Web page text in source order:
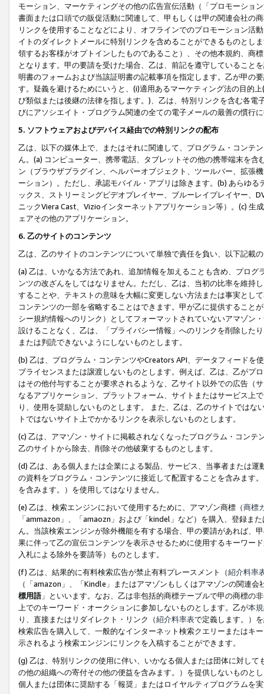
モーション、マーケティングその他の広告宣伝活動（「プロモーショ
書面または口頭での販促活動に関連して、甲もしくは甲の関連会社の
リンクを使用することなどにより、オフラインでのプロモーション活
イトのダイレクトメールに特別リンクを含めることができるものとし
領するお客様がオプトインしたものであること）、その他本規約、商
となります。甲の要請を受けた場合、乙は、前記を遵守していること
明書のフォームおよび当該証明書の記載事項を指定します。乙が甲の
す。疑義を避けるためにいうと、(i)適用あるマーケティング法の目的
び類似または後継の法律を指します。)、乙は、特別リンクを含む各
びにアソシエイト・プログラム関連の全ての電子メールの最善の慣行
5. ソフトウェアおよびデバイス経由での特別リンクの配布
乙は、以下の媒体上で、またはそれに関連して、プログラム・コンテ
ん。(a) コンピューター、携帯電話、タブレットその他の携帯端末を
ン（ブラウザプラグイン、ヘルパーオブジェクト、ツールバー、拡張
ーション）。ただし、承認モバイル・アプリは除きます。(b) あらゆ
ックス、ストリーミングビデオプレイヤー、ブルーレイプレイヤー、
ニックViera Cast、Vizioインターネットアプリケーション等）。(c)
ェアその他のアプリケーション。
6. 乙のサイトのコンテンツ
乙は、乙のサイトのコンテンツについて単独で責任を負い、以下記載
(a) 乙は、いかなる方法であれ、追加情報を加えることも含め、プロ
ンツの改ざんをしてはなりません。ただし、乙は、当初の比率を維持
することや、テキストの意味を大幅に変更しない方法または事実とし
コンテンツの一部を省略することはできます。甲が乙に提供すること
シー規約情報へのリンク）としてフォーマットされていないアマゾン
設けることなく、乙は、「プライバシー情報」へのリンクを削除した
または判読できないようにしないものとします。
(b) 乙は、プログラム・コンテンツやCreators API、データフィード
ブライセンスまたは譲渡しないものとします。例えば、乙は、乙がプ
はその他付与することが要求されるような、乙サイト以外での広告（
なるアプリケーション、プラットフォーム、サイトまたはサービス上
り、使用を奨励しないものとします。 また、乙は、乙のサイトでは
トではないサイト上でかかるリンクを表示しないものとします。
(c) 乙は、アマゾン・サイトに掲載されなくなったプログラム・コン
乙のサイトから除去、削除その他破棄するものとします。
(d) 乙は、ある個人または企業による製品、サービス、当事者または
の資料をプログラム・コンテンツに接近して配置することを含みます
を含みます。）を使用してはなりません。
(e) 乙は、検索エンジンにおいて使用するために、アマゾン商標（商標
「ammazon」、「amaozn」および「kindel」など）を購入、登録ま
ん。当該検索エンジンが除外機能を有する場合、甲の要請があれば、
果に伴って乙の宣伝コンテンツを表示させるために使用するキーワー
入札による除外を要請等）ものとします。
(f) 乙は、結果的に有料検索広告が禁止有料プレースメント（紹介料率
（「amazon」、「Kindle」またはアマゾンもしくはアマゾンの関連
標用語」といいます。なお、乙は非包括的商標テーブルで甲の商標の
上でのキーワード・オークションに参加しないものとします。乙が本
り、直接またはリダイレクト・リンク（紹介料率表で定義します。）
検索広告を購入して、一般的なインターネット検索クエリーまたはキ
示されるよう検索エンジンにリンクを入稿することができます。
(g) 乙は、特別リンクの使用に伴い、いかなる個人または団体に対し
の他の組織への寄付その他の便益を含みます。）を提供しないものと
個人または団体に奨励する「報奨」またはロイヤルティプログラムを